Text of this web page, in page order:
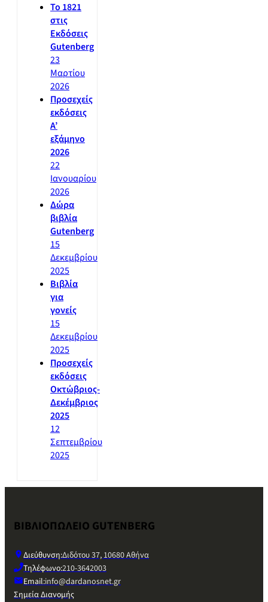
Το 1821
στις
Εκδόσεις
Gutenberg
23
Μαρτίου
2026
Προσεχείς
εκδόσεις
Α’
εξάμηνο
2026
22
Ιανουαρίου
2026
Δώρα
βιβλία
Gutenberg
15
Δεκεμβρίου
2025
Βιβλία
για
γονείς
15
Δεκεμβρίου
2025
Προσεχείς
εκδόσεις
Οκτώβριος-
Δεκέμβριος
2025
12
Σεπτεμβρίου
2025
ΒΙΒΛΙΟΠΩΛΕΙΟ GUTENBERG
Διεύθυνση:Διδότου 37, 10680 Αθήνα
Τηλέφωνο:210-3642003
Email:info@dardanosnet.gr
Σημεία Διανομής